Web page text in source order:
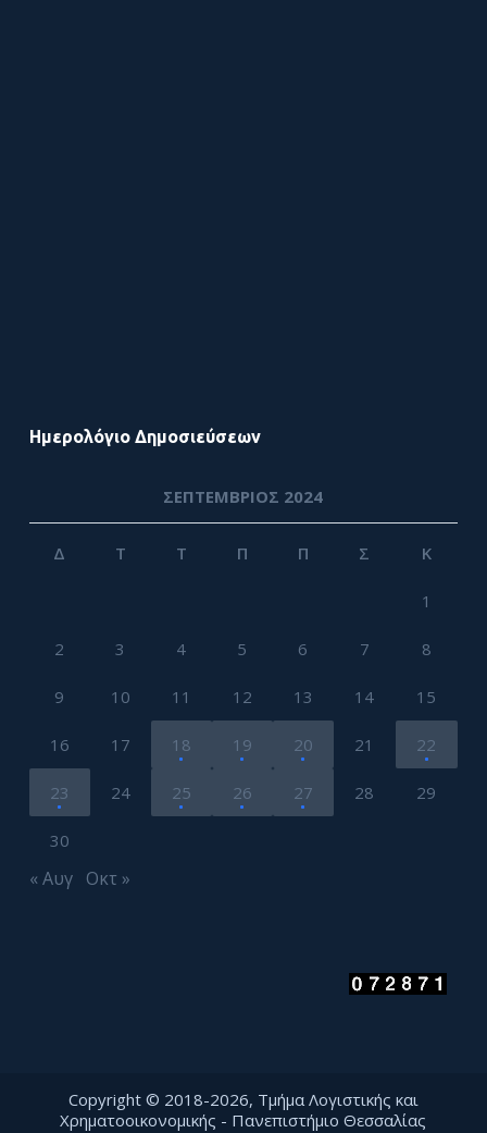
Ημερολόγιο Δημοσιεύσεων
ΣΕΠΤΈΜΒΡΙΟΣ 2024
Δ Τ Τ Π Π Σ Κ
1
2 3 4 5 6 7 8
9 10 11 12 13 14 15
16 17 18 19 20 21 22
23 24 25 26 27 28 29
30
« Αυγ Οκτ »
Copyright © 2018-2026, Τμήμα Λογιστικής και
Χρηματοοικονομικής - Πανεπιστήμιο Θεσσαλίας